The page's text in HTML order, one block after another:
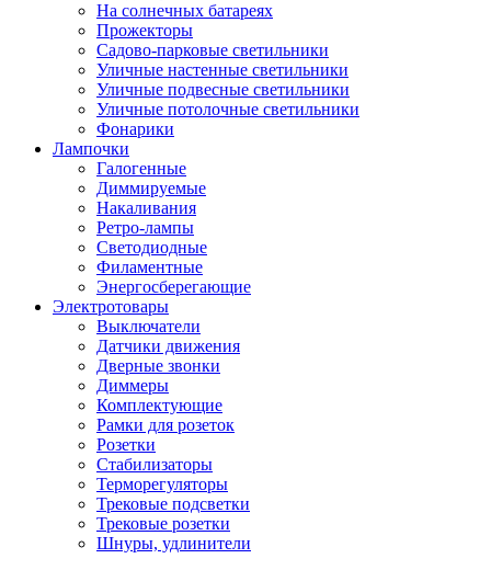
На солнечных батареях
Прожекторы
Садово-парковые светильники
Уличные настенные светильники
Уличные подвесные светильники
Уличные потолочные светильники
Фонарики
Лампочки
Галогенные
Диммируемые
Накаливания
Ретро-лампы
Светодиодные
Филаментные
Энергосберегающие
Электротовары
Выключатели
Датчики движения
Дверные звонки
Диммеры
Комплектующие
Рамки для розеток
Розетки
Стабилизаторы
Терморегуляторы
Трековые подсветки
Трековые розетки
Шнуры, удлинители